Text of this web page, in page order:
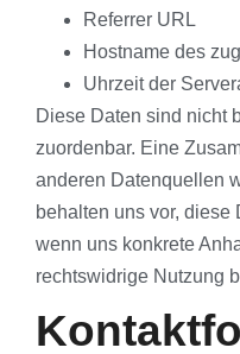
Referrer URL
Hostname des
Uhrzeit der
Diese Daten sind nicht
zuordenbar. Eine
anderen Datenquellen
behalten uns vor, diese
wenn uns konkrete
rechtswidrige Nutzung